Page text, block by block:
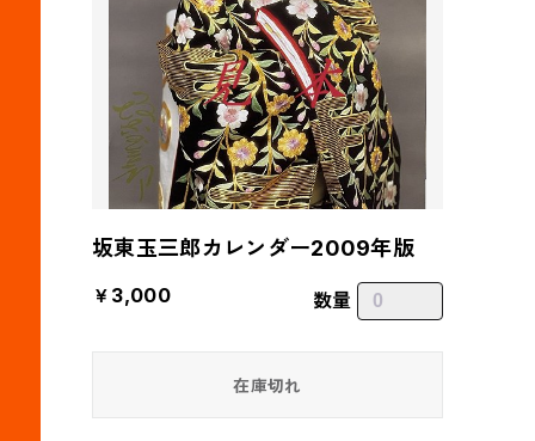
坂東玉三郎カレンダー2009年版
￥3,000 数量
在庫切れ